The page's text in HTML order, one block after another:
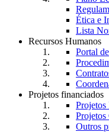
Ética e
Lista
Recursos Humanos
Portal
Projetos financiados
Projetos
Outros